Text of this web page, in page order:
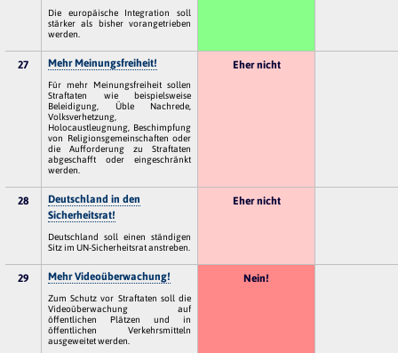
Die europäische Integration soll
stärker als bisher vorangetrieben
werden.
27 Mehr Meinungsfreiheit!
Für mehr Meinungsfreiheit sollen
Straftaten wie beispielsweise
Beleidigung, Üble Nachrede,
Volksverhetzung,
Holocaustleugnung, Beschimpfung
von Religionsgemeinschaften oder
die Aufforderung zu Straftaten
abgeschafft oder eingeschränkt
werden.
Eher nicht
28
Deutschland in den
Sicherheitsrat!
Deutschland soll einen ständigen
Sitz im UN-Sicherheitsrat anstreben.
Eher nicht
29 Mehr Videoüberwachung!
Zum Schutz vor Straftaten soll die
Videoüberwachung auf
öffentlichen Plätzen und in
öffentlichen Verkehrsmitteln
ausgeweitet werden.
Nein!